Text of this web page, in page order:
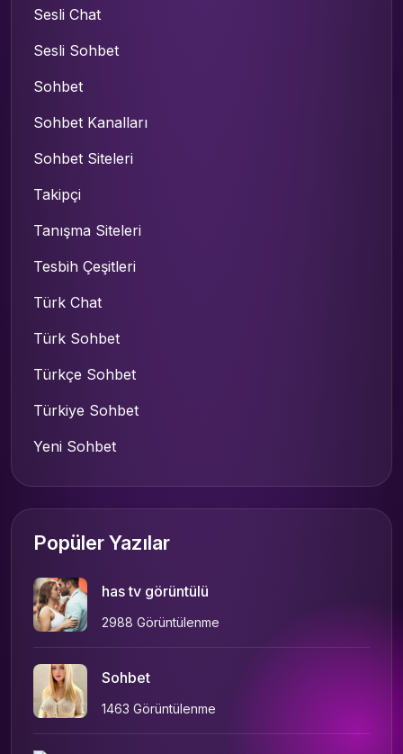
Sesli Chat
Sesli Sohbet
Sohbet
Sohbet Kanalları
Sohbet Siteleri
Takipçi
Tanışma Siteleri
Tesbih Çeşitleri
Türk Chat
Türk Sohbet
Türkçe Sohbet
Türkiye Sohbet
Yeni Sohbet
Popüler Yazılar
has tv görüntülü
2988 Görüntülenme
Sohbet
1463 Görüntülenme